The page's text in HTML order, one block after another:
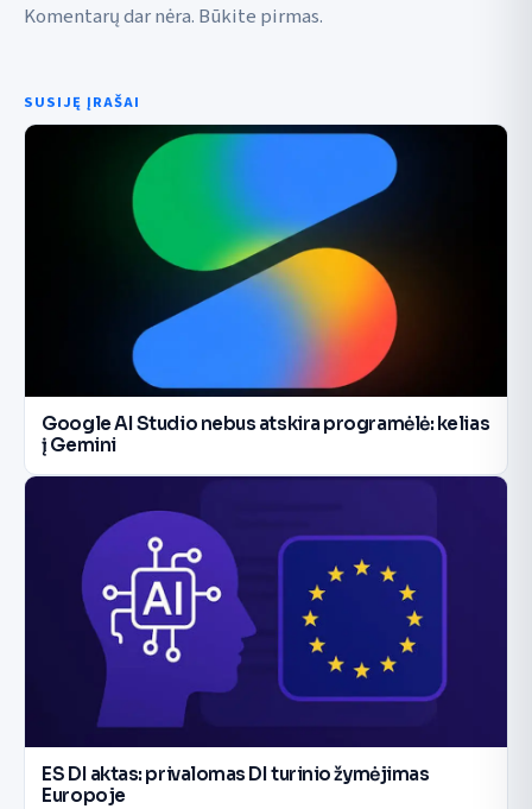
Komentarų dar nėra. Būkite pirmas.
SUSIJĘ ĮRAŠAI
Google AI Studio nebus atskira programėlė: kelias
į Gemini
ES DI aktas: privalomas DI turinio žymėjimas
Europoje